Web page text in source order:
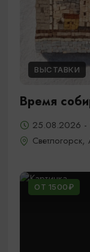
ВЫСТАВКИ
Время
25.08.2026
Светлогорск,
ОТ 1500₽